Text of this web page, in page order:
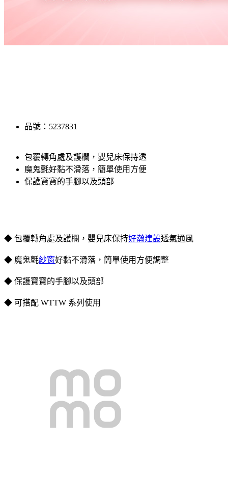
品號：5237831
包覆轉角處及護欄，嬰兒床保持透
魔鬼氈好黏不滑落，簡單使用方便
保護寶寶的手腳以及頭部
◆ 包覆轉角處及護欄，嬰兒床保持好瀚建設透氣通風
◆ 魔鬼氈紗窗好黏不滑落，簡單使用方便調整
◆ 保護寶寶的手腳以及頭部
◆ 可搭配 WTTW 系列使用